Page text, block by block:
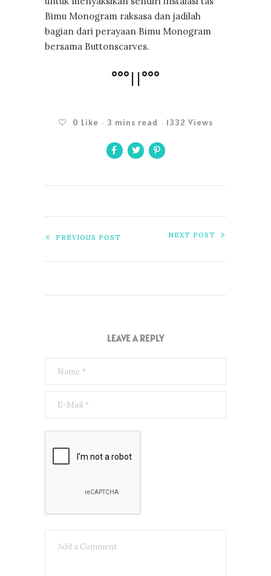
Bimu Monogram raksasa dan jadilah
bagian dari perayaan Bimu Monogram
bersama Buttonscarves.
°°°||°°°
0 Like 3 mins read 1332 Views
PREVIOUS POST NEXT POST
LEAVE A REPLY